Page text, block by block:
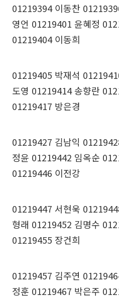
01219394 이동찬
영언 01219401 윤혜정
01219404 이동희
01219405 박재석
도영 01219414 송향란
01219417 방은경
01219427 김남익
정윤 01219442 임옥순
01219446 이전강
01219447 서현욱
형래 01219452 김명수
01219455 장건희
01219457 김주연
정훈 01219467 박은주